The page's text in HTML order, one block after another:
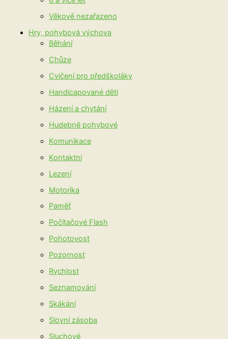
Věkově nezařazeno
Hry, pohybová výchova
Běhání
Chůze
Cvičení pro předškoláky
Handicapované děti
Házení a chytání
Hudebně pohybové
Komunikace
Kontaktní
Lezení
Motorika
Paměť
Počítačové Flash
Pohotovost
Pozornost
Rychlost
Seznamování
Skákání
Slovní zásoba
Sluchové